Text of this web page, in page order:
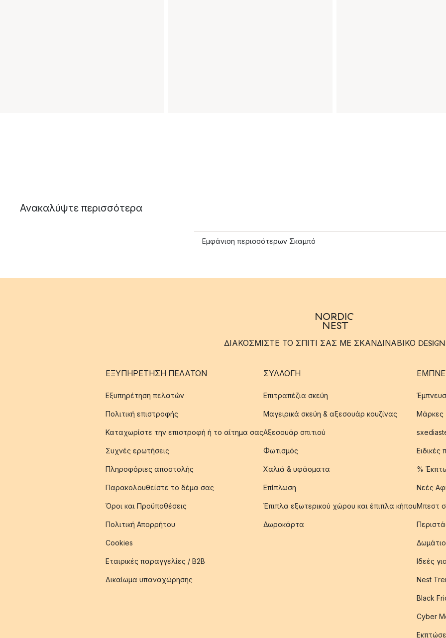
Ανακαλύψτε περισσότερα
Εμφάνιση περισσότερων Σκαμπό
ΔΙΑΚΟΣΜΙΣΤΕ ΤΟ ΣΠΙΤΙ ΣΑΣ ΜΕ ΣΚΑΝΔΙΝΑΒΙΚΟ DESIGN
ΕΞΥΠΗΡΈΤΗΣΗ ΠΕΛΑΤΏΝ
Εξυπηρέτηση πελατών
Πολιτική επιστροφής
Καταχωρίστε την επιστροφή ή το αίτημα σας
Συχνές ερωτήσεις
Πληροφόριες αποστολής
Παρακολουθείστε το δέμα σας
Όροι και Προϋποθέσεις
Πολιτική Απορρήτου
Cookies
Εταιρικές παραγγελίες / B2B
Δικαίωμα υπαναχώρησης
ΣΥΛΛΟΓΉ
Επιτραπέζια σκεύη
Μαγειρικά σκεύη & αξεσουάρ κουζίνας
Αξεσουάρ σπιτιού
Φωτισμός
Χαλιά & υφάσματα
Επίπλωση
Έπιπλα εξωτερικού χώρου και έπιπλα κήπου
Δωροκάρτα
Μάρκες
%
Νεές
Μπεστ
Δωμάτιο
Ιδεές
Nest
Black
Cyber